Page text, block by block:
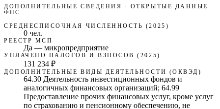
ДОПОЛНИТЕЛЬНЫЕ СВЕДЕНИЯ · ОТКРЫТЫЕ ДАННЫЕ
ФНС
СРЕДНЕСПИСОЧНАЯ ЧИСЛЕННОСТЬ (2025)
0 чел.
РЕЕСТР МСП
Да — микропредприятие
УПЛАЧЕНО НАЛОГОВ И ВЗНОСОВ (2025)
131 234 ₽
ДОПОЛНИТЕЛЬНЫЕ ВИДЫ ДЕЯТЕЛЬНОСТИ (ОКВЭД)
64.30 Деятельность инвестиционных фондов и
аналогичных финансовых организаций; 64.99
Предоставление прочих финансовых услуг, кроме услуг
по страхованию и пенсионному обеспечению, не